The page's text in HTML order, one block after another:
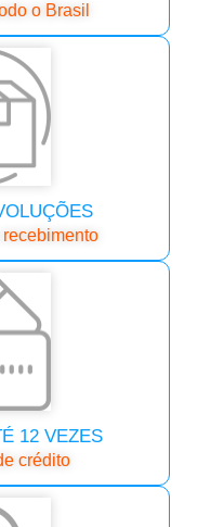
o Brasil
12 VEZES
crédito